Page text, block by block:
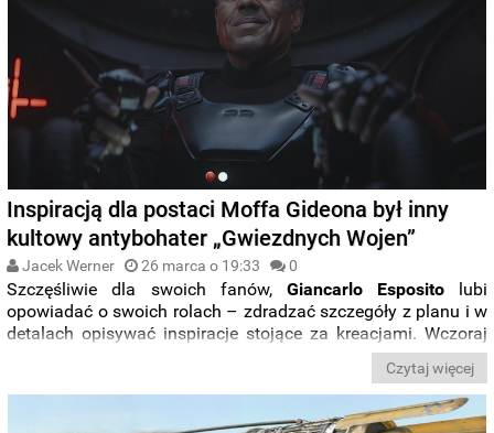
Inspiracją dla postaci Moffa Gideona był inny
kultowy antybohater „Gwiezdnych Wojen”
Jacek Werner 26 marca o 19:33 0
Szczęśliwie dla swoich fanów, Giancarlo Esposito lubi
opowiadać o swoich rolach – zdradzać szczegóły z planu i w
detalach opisywać inspiracje stojące za kreacjami. Wczoraj
zniszczył trzy darksaberypodczas
”. Dziś dowiecie się
jaka postać posłużyła mu jako ścisłe źródło inspiracji w
Moffa Gideona.
Czytaj więcej